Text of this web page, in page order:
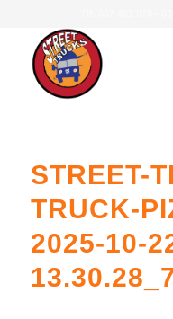
STREET-
TRUCK-
2025-10-